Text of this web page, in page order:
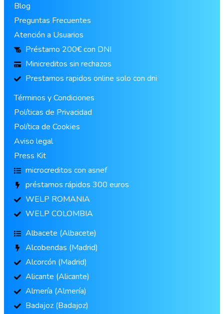
Blog
Preguntas Frecuentes
Atención a Usuarios
Préstamo 200€ con DNI
Minicreditos sin rechazos
Prestamos rapidos online solo con dni
Términos y Condiciones
Políticas de Privacidad
Política de Cookies
Aviso legal
Press Kit
microcreditos con asnef
préstamos rápidos 300 euros
WELP ROMANIA
WELP COLOMBIA
Albacete (Albacete)
Alcobendas (Madrid)
Alcorcón (Madrid)
Alicante (Alicante)
Almería (Almería)
Badajoz (Badajoz)